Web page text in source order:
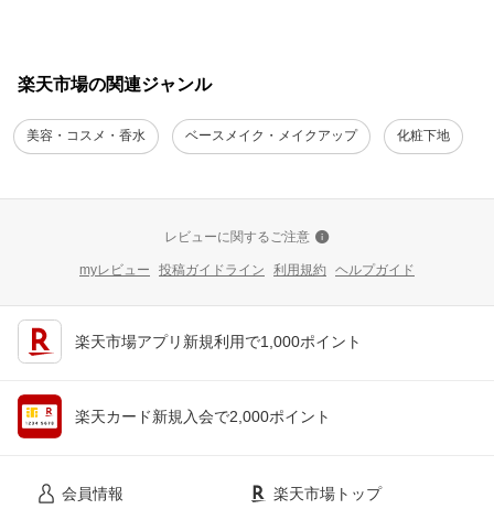
楽天市場の関連ジャンル
美容・コスメ・香水 ベースメイク・メイクアップ 化粧下地
レビューに関するご注意
myレビュー 投稿ガイドライン 利用規約 ヘルプガイド
楽天市場アプリ新規利用で1,000ポイント
楽天カード新規入会で2,000ポイント
会員情報 楽天市場トップ